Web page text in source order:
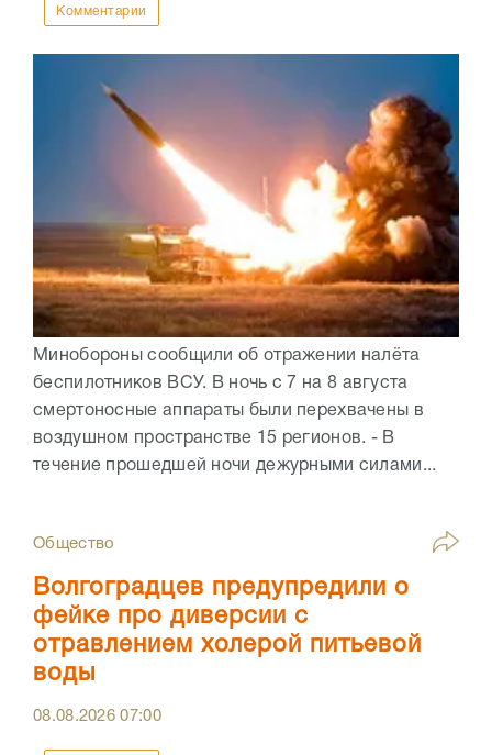
Комментарии
Минобороны сообщили об отражении налёта
беспилотников ВСУ. В ночь с 7 на 8 августа
смертоносные аппараты были перехвачены в
воздушном пространстве 15 регионов. - В
течение прошедшей ночи дежурными силами...
Общество
Волгоградцев предупредили о
фейке про диверсии с
отравлением холерой питьевой
воды
08.08.202607:00